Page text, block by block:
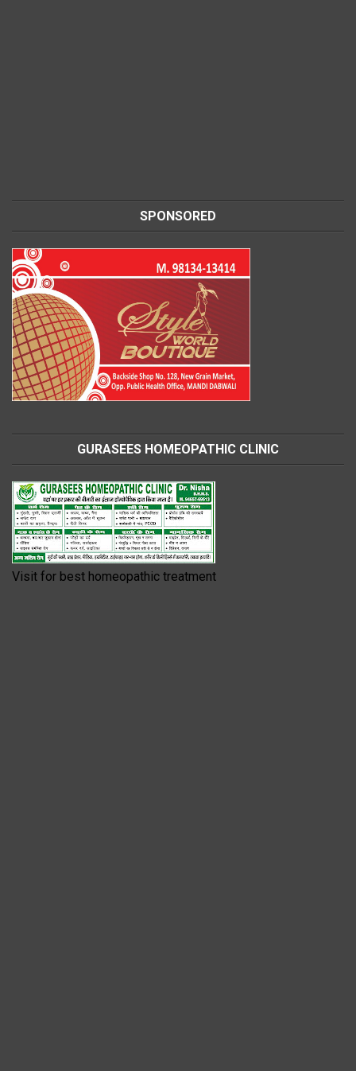
SPONSORED
GURASEES HOMEOPATHIC CLINIC
Visit for best homeopathic treatment